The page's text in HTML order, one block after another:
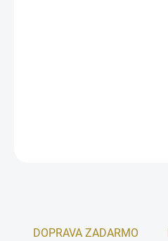
DOPRAVA ZADARMO